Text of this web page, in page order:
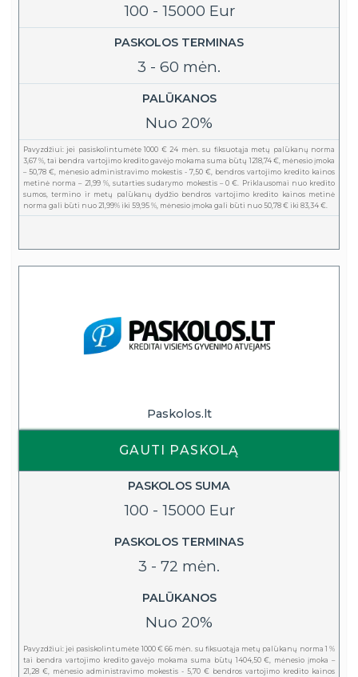
100 - 15000 Eur
PASKOLOS TERMINAS
3 - 60 mėn.
PALŪKANOS
Nuo 20%
Pavyzdžiui: jei pasiskolintumėte 1000 € 24 mėn. su fiksuotąja metų palūkanų norma
3,67 %, tai bendra vartojimo kredito gavėjo mokama suma būtų 1218,74 €, mėnesio įmoka
– 50,78 €, mėnesio administravimo mokestis - 7,50 €, bendros vartojimo kredito kainos
metinė norma – 21,99 %, sutarties sudarymo mokestis – 0 €. Priklausomai nuo kredito
sumos, termino ir metų palūkanų dydžio bendros vartojimo kredito kainos metinė
norma gali būti nuo 21,99% iki 59,95 %, mėnesio įmoka gali būti nuo 50,78 € iki 83,34 €.
Paskolos.lt
GAUTI PASKOLĄ
PASKOLOS SUMA
100 - 15000 Eur
PASKOLOS TERMINAS
3 - 72 mėn.
PALŪKANOS
Nuo 20%
Pavyzdžiui: jei pasiskolintumėte 1000 € 66 mėn. su fiksuotąja metų palūkanų norma 1 %
tai bendra vartojimo kredito gavėjo mokama suma būtų 1404,50 €, mėnesio įmoka –
21,28 €, mėnesio administravimo mokestis - 5,70 € bendros vartojimo kredito kainos